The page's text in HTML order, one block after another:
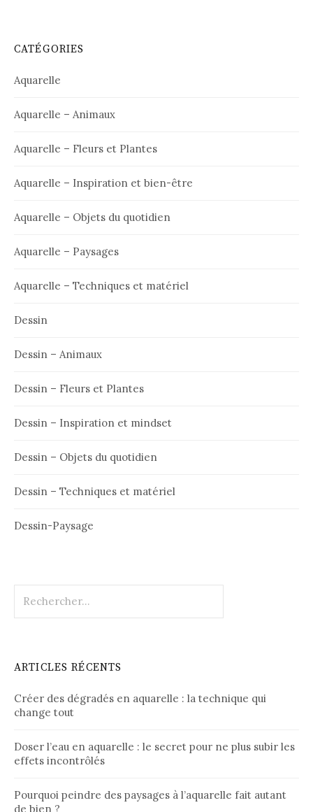
CATÉGORIES
Aquarelle
Aquarelle – Animaux
Aquarelle – Fleurs et Plantes
Aquarelle – Inspiration et bien-être
Aquarelle – Objets du quotidien
Aquarelle – Paysages
Aquarelle – Techniques et matériel
Dessin
Dessin – Animaux
Dessin – Fleurs et Plantes
Dessin – Inspiration et mindset
Dessin – Objets du quotidien
Dessin – Techniques et matériel
Dessin-Paysage
ARTICLES RÉCENTS
Créer des dégradés en aquarelle : la technique qui
change tout
Doser l’eau en aquarelle : le secret pour ne plus subir les
effets incontrôlés
Pourquoi peindre des paysages à l’aquarelle fait autant
de bien ?